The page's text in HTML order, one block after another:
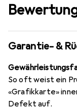
Garantie- &
So oft weist ein
«Grafikkarte»
Defekt auf.